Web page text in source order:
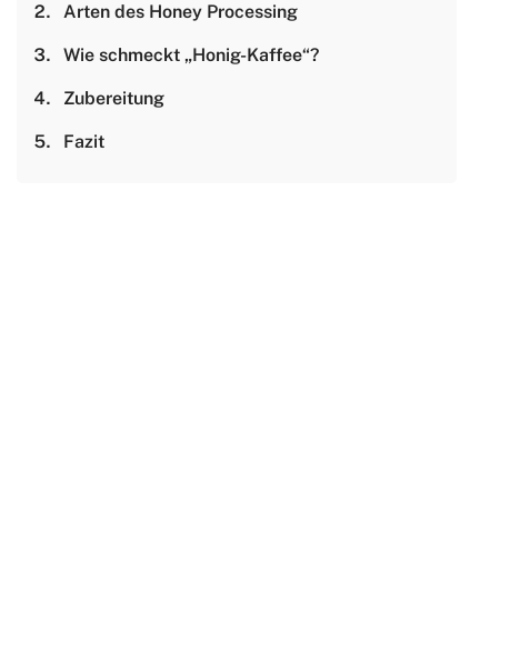
Arten des Honey Processing
Wie schmeckt „Honig-Kaffee“?
Zubereitung
Fazit